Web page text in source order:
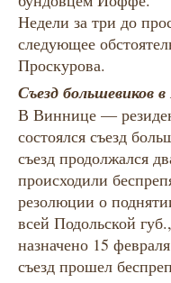
Недели за три до
следующее
Проскурова.
Съезд большевиков
В Виннице —
состоялся съезд
съезд продолжался
происходили
резолюции о
всей Подольской
назначено 15
съезд прошел